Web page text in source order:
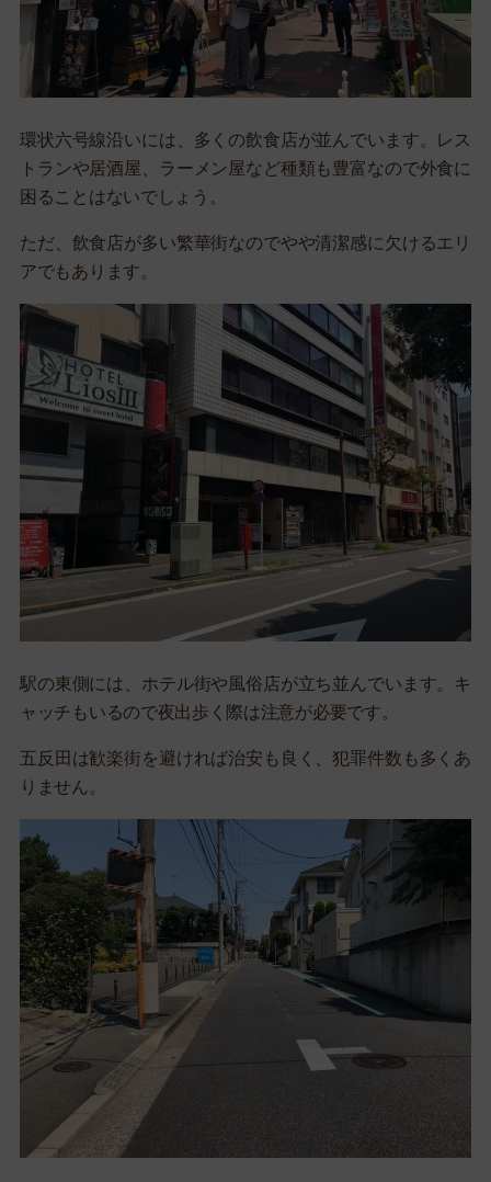
環状六号線沿いには、多くの飲食店が並んでいます。レス
トランや居酒屋、ラーメン屋など種類も豊富なので外食に
困ることはないでしょう。
ただ、飲食店が多い繁華街なのでやや清潔感に欠けるエリ
アでもあります。
駅の東側には、ホテル街や風俗店が立ち並んでいます。キ
ャッチもいるので夜出歩く際は注意が必要です。
五反田は歓楽街を避ければ治安も良く、犯罪件数も多くあ
りません。